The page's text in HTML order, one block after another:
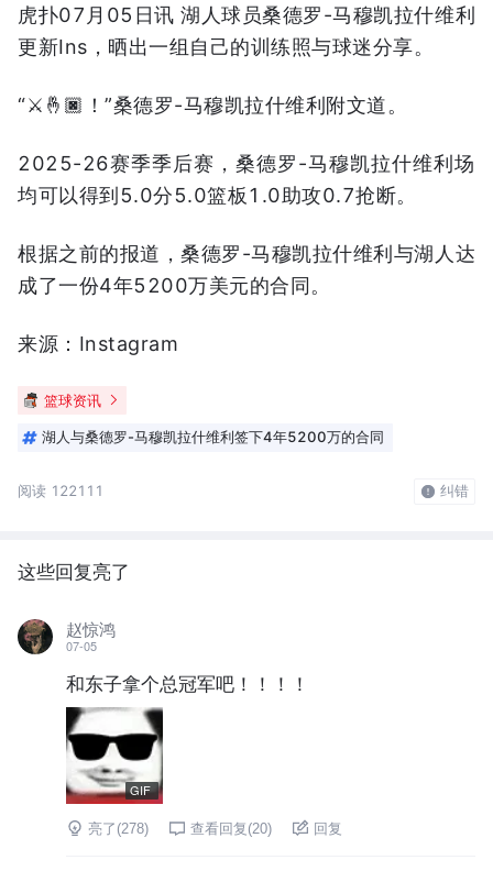
虎扑07月05日讯 湖人球员桑德罗-马穆凯拉什维利
更新Ins，晒出一组自己的训练照与球迷分享。
“⚔️🤞🏿！”桑德罗-马穆凯拉什维利附文道。
2025-26赛季季后赛，桑德罗-马穆凯拉什维利场
均可以得到5.0分5.0篮板1.0助攻0.7抢断。
根据之前的报道，桑德罗-马穆凯拉什维利与湖人达
成了一份4年5200万美元的合同。
来源：Instagram
篮球资讯
湖人与桑德罗-马穆凯拉什维利签下4年5200万的合同
阅读 122111 纠错
这些回复亮了
赵惊鸿
07-05
和东子拿个总冠军吧！！！！
GIF
亮了(278) 查看回复(20) 回复